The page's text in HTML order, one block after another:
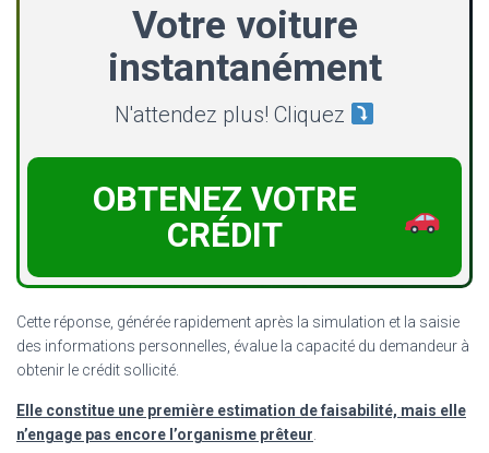
Votre voiture
instantanément
N'attendez plus! Cliquez
OBTENEZ VOTRE
CRÉDIT
Cette réponse, générée rapidement après la simulation et la saisie
des informations personnelles, évalue la capacité du demandeur à
obtenir le crédit sollicité.
Elle constitue une première estimation de faisabilité, mais elle
n’engage pas encore l’organisme prêteur